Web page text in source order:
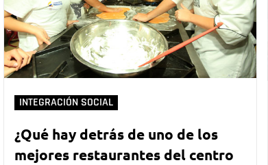
INTEGRACIÓN SOCIAL
¿Qué hay detrás de uno de los
mejores restaurantes del centro